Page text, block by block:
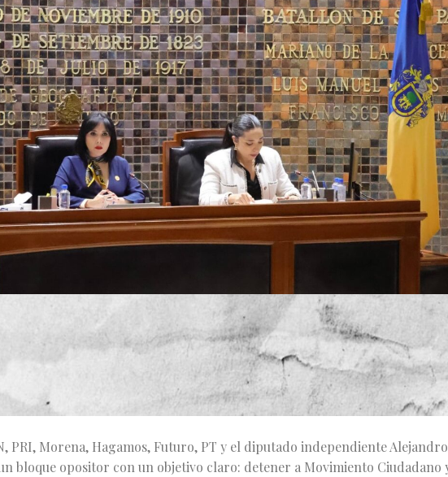
salen como se planean. Lo que parecía una jugada maestra para
una lección de aritmética parlamentaria, de esas que dejan cicatrices.
fueron tan súbitos que el edificio de Hidalgo 222 se convirtió en un volcán:
internas y el reconocimiento tácito de que nadie tiene el control
PRI, Morena, Hagamos, Futuro, PT y el diputado independiente Alejandro
bloque opositor con un objetivo claro: detener a Movimiento Ciudadano